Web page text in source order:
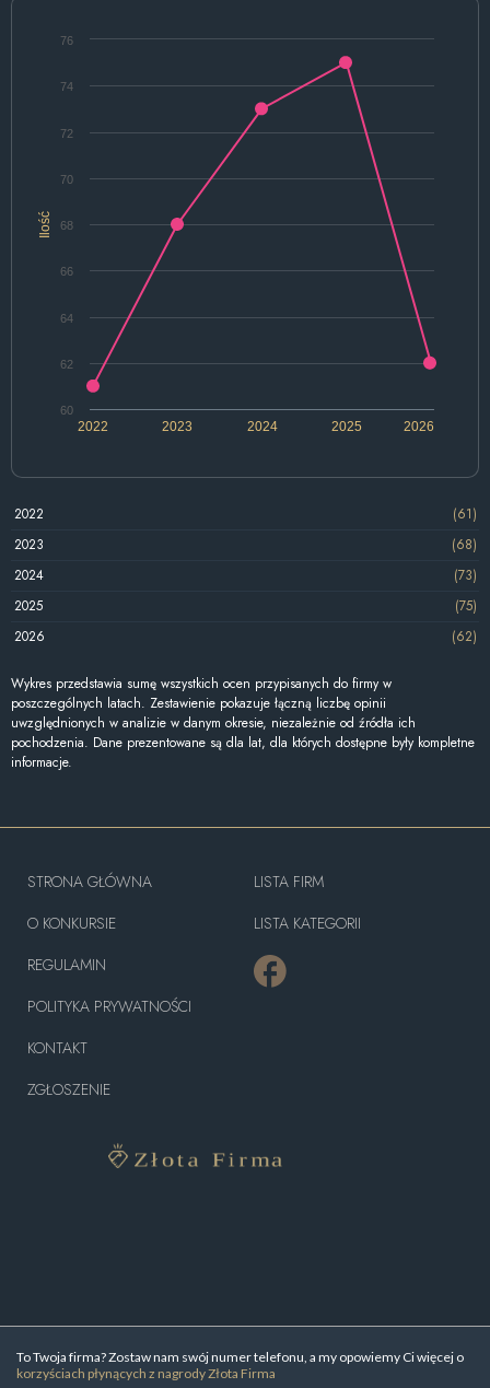
Ilość
2022 2024 2026
2023 2025
60
62
64
66
68
70
72
74
76
2022
(61)
2023
(68)
2024
(73)
2025
(75)
2026
(62)
Wykres przedstawia sumę wszystkich ocen przypisanych do firmy w
poszczególnych latach. Zestawienie pokazuje łączną liczbę opinii
uwzględnionych w analizie w danym okresie, niezależnie od źródła ich
pochodzenia. Dane prezentowane są dla lat, dla których dostępne były kompletne
informacje.
To Twoja firma? Zostaw nam swój numer telefonu, a my opowiemy Ci więcej o
korzyściach płynących z nagrody Złota Firma
STRONA GŁÓWNA
O KONKURSIE
REGULAMIN
POLITYKA PRYWATNOŚCI
KONTAKT
ZGŁOSZENIE
LISTA FIRM
LISTA KATEGORII